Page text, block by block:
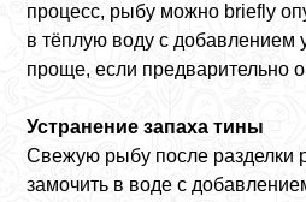
процесс, рыбу можно briefly
в тёплую воду с добавлением
проще, если предварительно
Устранение запаха тины
Свежую рыбу после разделки
замочить в воде с